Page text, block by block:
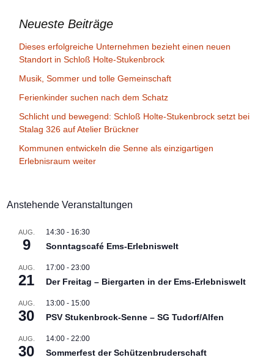
Neueste Beiträge
Dieses erfolgreiche Unternehmen bezieht einen neuen
Standort in Schloß Holte-Stukenbrock
Musik, Sommer und tolle Gemeinschaft
Ferienkinder suchen nach dem Schatz
Schlicht und bewegend: Schloß Holte-Stukenbrock setzt bei
Stalag 326 auf Atelier Brückner
Kommunen entwickeln die Senne als einzigartigen
Erlebnisraum weiter
Anstehende Veranstaltungen
AUG.
9
14:30 - 16:30
Sonntagscafé Ems-Erlebniswelt
AUG.
21
17:00 -23:00
Der Freitag – Biergarten in der Ems-Erlebniswelt
AUG.
30
13:00 - 15:00
PSV Stukenbrock-Senne – SG Tudorf/Alfen
AUG.
30
14:00 -22:00
Sommerfest der Schützenbruderschaft